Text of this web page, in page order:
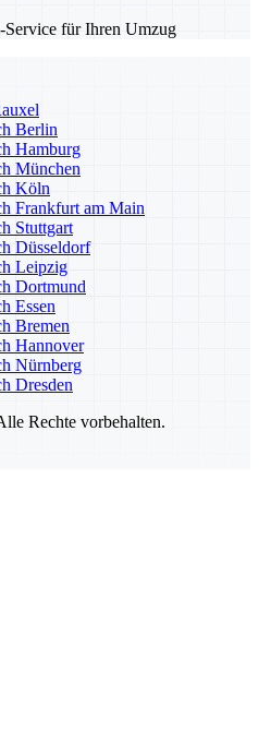
für Ihren Umzug
Berlin
Hamburg
München
Köln
Frankfurt am Main
Stuttgart
Düsseldorf
Leipzig
Dortmund
Essen
Bremen
Hannover
Nürnberg
Dresden
Rechte vorbehalten.